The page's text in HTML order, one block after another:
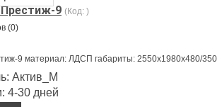
9 (Код: )
(0)
9 материал: ЛДСП габариты: 2550х1980х480/350
Актив_М
4-30 дней